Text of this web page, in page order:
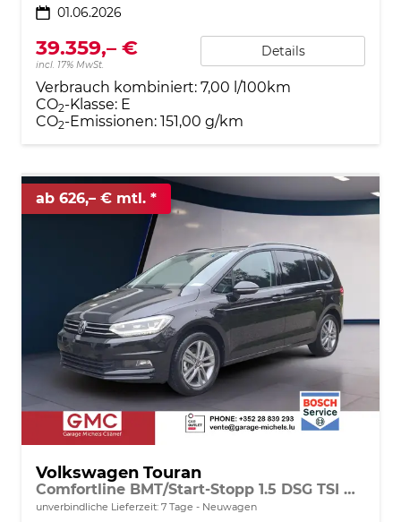
01.06.2026
39.359,– €
incl. 17% MwSt.
Details
Verbrauch kombiniert: 7,00 l/100km
CO2-Klasse: E
CO2-Emissionen: 151,00 g/km
ab 626,– € mtl.
Volkswagen Touran
Comfortline BMT/Start-Stopp 1.5 DSG TSI AHK Navi DigiPro
unverbindliche Lieferzeit: 7 Tage Neuwagen